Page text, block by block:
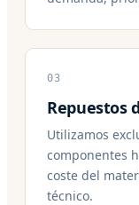
03
Repuestos
Utilizamos
componentes
coste del
técnico.